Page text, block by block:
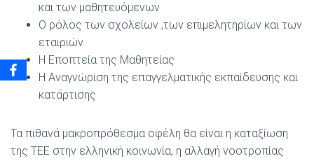
και των μαθητευόμενων
Ο ρόλος των σχολείων ,των επιμελητηρίων και των
εταιριών
Η Εποπτεία της Μαθητείας
Η Αναγνώριση της επαγγελματικής εκπαίδευσης και
κατάρτισης
Τα πιθανά μακροπρόθεσμα οφέλη θα είναι η καταξίωση
της ΤΕΕ στην ελληνική κοινωνία, η αλλαγή νοοτροπίας